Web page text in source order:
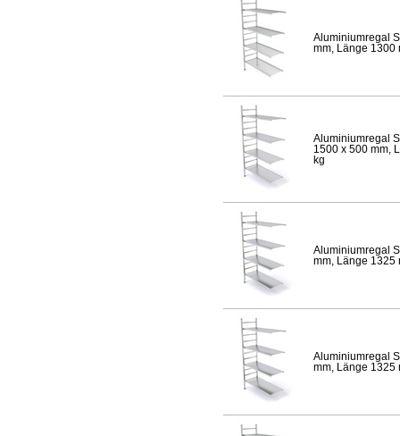
Aluminiumregal
mm, Länge 1300
Aluminiumregal
1500 x 500 mm,
kg
Aluminiumregal
mm, Länge 1325
Aluminiumregal
mm, Länge 1325